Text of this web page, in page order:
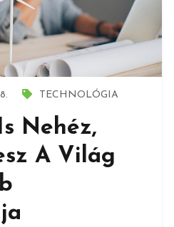
TECHNOLÓGIA
Nehéz,
A Világ